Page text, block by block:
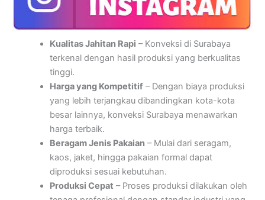
Kualitas Jahitan Rapi – Konveksi di Surabaya
terkenal dengan hasil produksi yang berkualitas
tinggi.
Harga yang Kompetitif– Dengan biaya produksi
yang lebih terjangkau dibandingkan kota-kota
besar lainnya, konveksi Surabaya menawarkan
harga terbaik.
Beragam Jenis Pakaian– Mulai dari seragam,
kaos, jaket, hingga pakaian formal dapat
diproduksi sesuai kebutuhan.
Produksi Cepat – Proses produksi dilakukan oleh